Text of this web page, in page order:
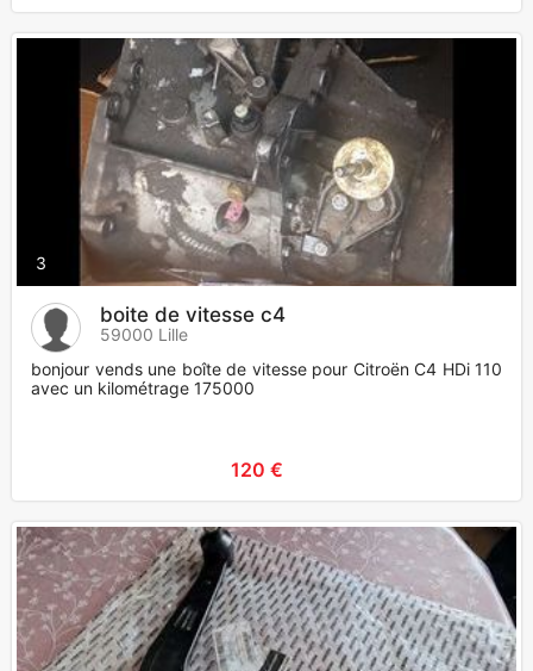
3
boite de vitesse c4
59000 Lille
bonjour vends une boîte de vitesse pour Citroën C4 HDi 110
avec un kilométrage 175000
120 €